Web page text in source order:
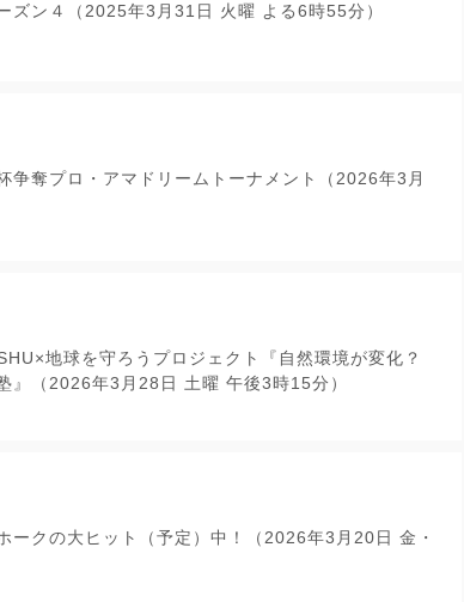
ズン４（2025年3月31日 火曜 よる6時55分）
争奪プロ・アマドリームトーナメント（2026年3月
地球を守ろうプロジェクト『自然環境が変化？
』（2026年3月28日 土曜 午後3時15分）
ークの大ヒット（予定）中！（2026年3月20日 金・